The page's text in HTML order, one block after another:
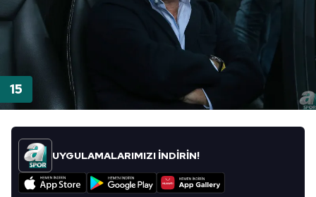
UYGULAMALARIMIZI İNDİRİN!